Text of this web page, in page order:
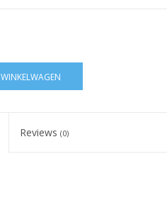
Reviews (0)